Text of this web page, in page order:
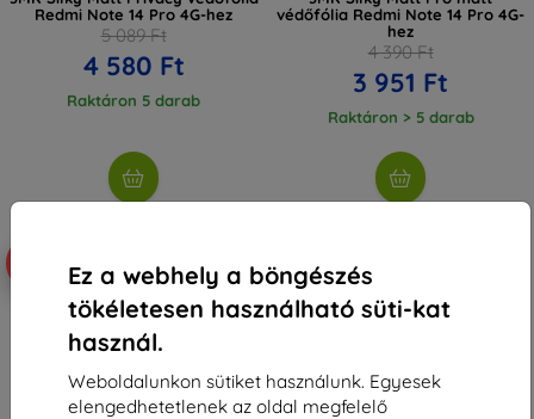
Ez a webhely a böngészés
tökéletesen használható süti-kat
használ.
Weboldalunkon sütiket használunk. Egyesek
elengedhetetlenek az oldal megfelelő
Redmi Note 14 Pro 4G-hez
5 089 Ft
4 580 Ft
Raktáron 5 darab
védőfólia Redmi Note 14 Pro 4G-
hez
4 390 Ft
3 951 Ft
Raktáron > 5 darab
-10%